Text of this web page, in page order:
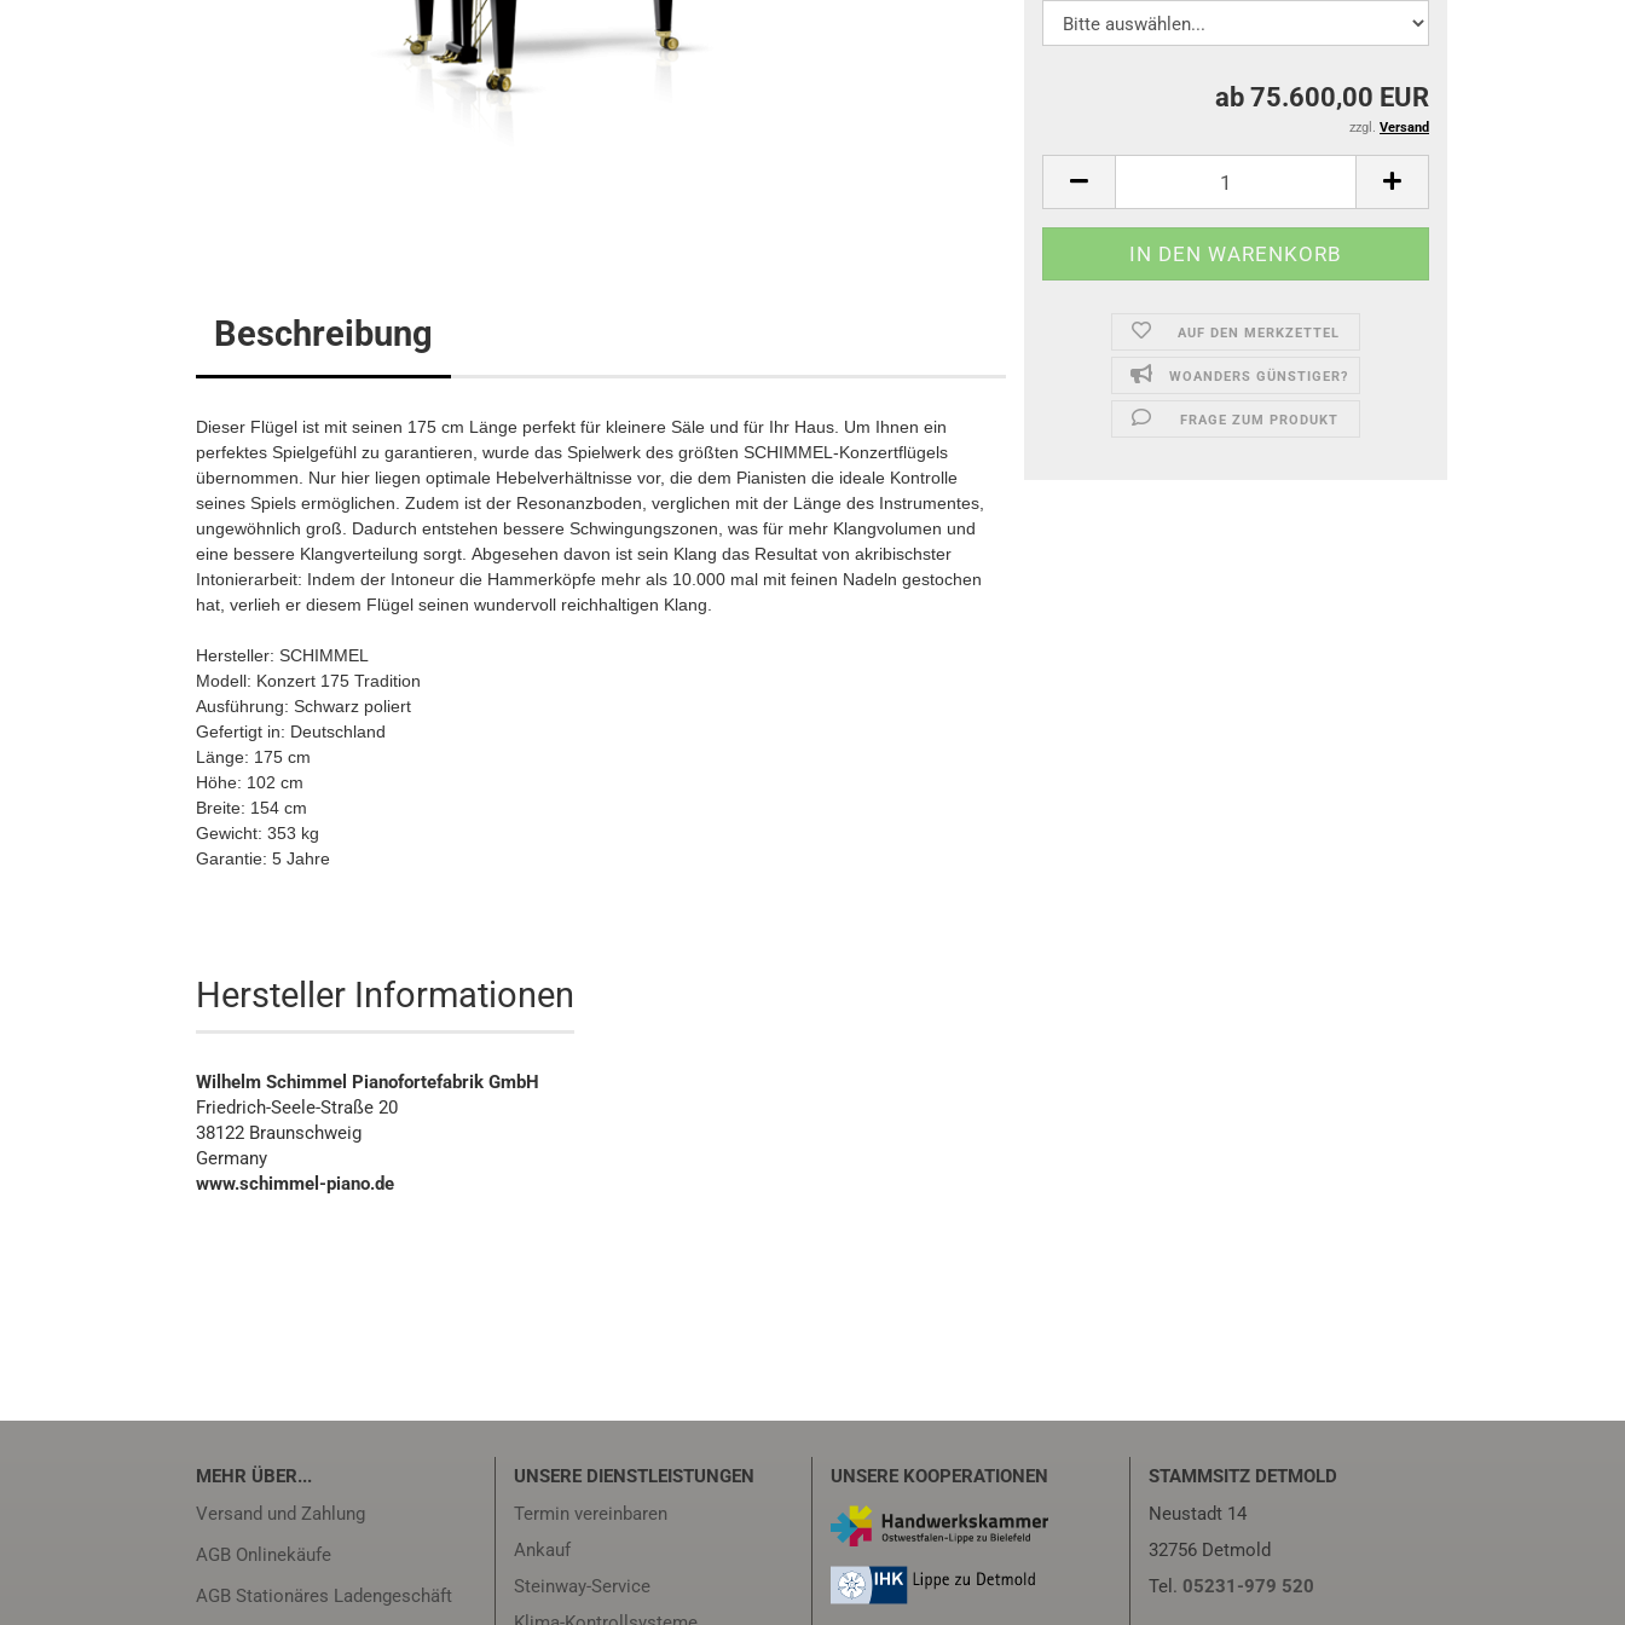
Flügel
ab 75.600,00 EUR
zzgl. Versand
AUF DEN MERKZETTEL
WOANDERS GÜNSTIGER?
FRAGE ZUM PRODUKT
Beschreibung
Dieser Flügel ist mit seinen 175 cm Länge perfekt für kleinere Säle und für Ihr Haus. Um Ihnen ein
perfektes Spielgefühl zu garantieren, wurde das Spielwerk des größten SCHIMMEL-Konzertflügels
übernommen. Nur hier liegen optimale Hebelverhältnisse vor, die dem Pianisten die ideale Kontrolle
seines Spiels ermöglichen. Zudem ist der Resonanzboden, verglichen mit der Länge des Instrumentes,
ungewöhnlich groß. Dadurch entstehen bessere Schwingungszonen, was für mehr Klangvolumen und
eine bessere Klangverteilung sorgt. Abgesehen davon ist sein Klang das Resultat von akribischster
Intonierarbeit: Indem der Intoneur die Hammerköpfe mehr als 10.000 mal mit feinen Nadeln gestochen
hat, verlieh er diesem Flügel seinen wundervoll reichhaltigen Klang.
Hersteller: SCHIMMEL
Modell: Konzert 175 Tradition
Ausführung: Schwarz poliert
Gefertigt in: Deutschland
Länge: 175 cm
Höhe: 102 cm
Breite: 154 cm
Gewicht: 353 kg
Garantie: 5 Jahre
Hersteller Informationen
Wilhelm Schimmel Pianofortefabrik GmbH
Friedrich-Seele-Straße 20
38122 Braunschweig
Germany
www.schimmel-piano.de
MEHR ÜBER...
Versand und Zahlung
AGB Onlinekäufe
AGB Stationäres Ladengeschäft
UNSERE DIENSTLEISTUNGEN
Termin vereinbaren
Ankauf
Steinway-Service
UNSERE KOOPERATIONEN
STAMMSITZ DETMOLD
Neustadt 14
32756 Detmold
Tel. 05231-979 520